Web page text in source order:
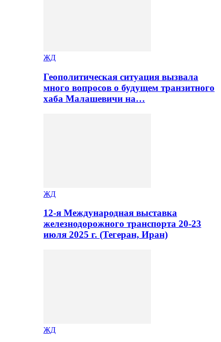
ЖД
Геополитическая ситуация вызвала
много вопросов о будущем транзитного
хаба Малашевичи на…
ЖД
12-я Международная выставка
железнодорожного транспорта 20-23
июля 2025 г. (Тегеран, Иран)
ЖД